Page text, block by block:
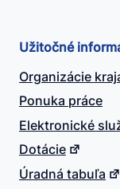
Užitočné
Organizácie
Ponuka práce
Elektronické
Dotácie
Úradná tabuľa